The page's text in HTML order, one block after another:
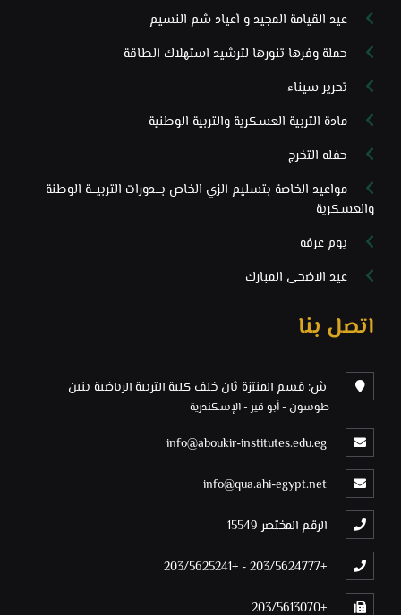
عيد القيامة المجيد و أعياد شم النسيم
حملة وفرها تنورها لترشيد استهلاك الطاقة
تحرير سيناء
مادة التربية العسكرية والتربية الوطنية
حفله التخرج
مواعيد الخاصة بتسليم الزي الخاص بـــدورات التربيـــة الوطنة
والعسكرية
يوم عرفه
عيد الاضحى المبارك
اتصل بنا
ش: قسم المنتزة ثان خلف كلية التربية الرياضية بنين
طوسون - أبو قير - الإسكندرية
info@aboukir-institutes.edu.eg
info@qua.ahi-egypt.net
الرقم المختصر 15549
+203/5624777
-
+203/5625241
+203/5613070